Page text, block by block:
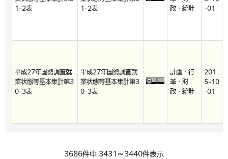
1-2表
1-2表
政・統計
-01
平成27年国勢調査就
業状態等基本集計第3
0-3表
平成27年国勢調査就
業状態等基本集計第3
0-3表
計画・行
革・財
政・統計
201
5-10
-01
3686件中 3431～3440件表示